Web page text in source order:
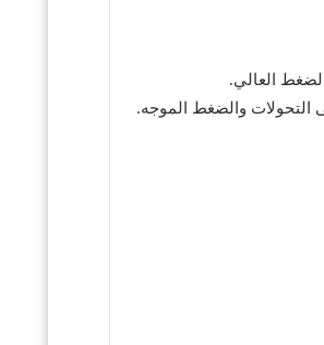
العالي.
التحولات والضغط الموجه.